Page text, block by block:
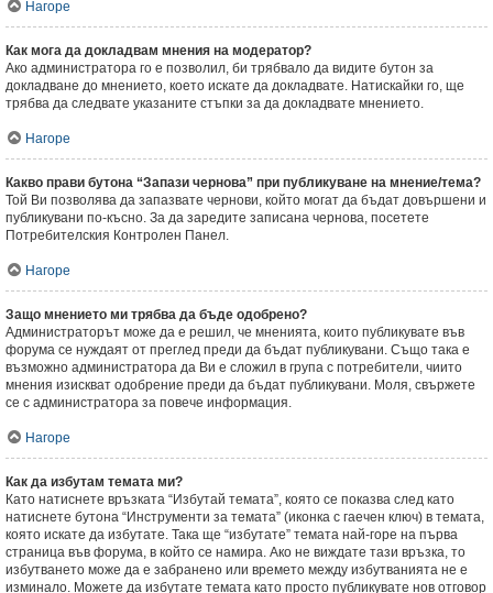
Нагоре
Как мога да докладвам мнения на модератор?
Ако администратора го е позволил, би трябвало да видите бутон за
докладване до мнението, което искате да докладвате. Натискайки го, ще
трябва да следвате указаните стъпки за да докладвате мнението.
Нагоре
Какво прави бутона “Запази чернова” при публикуване на мнение/тема?
Той Ви позволява да запазвате чернови, който могат да бъдат довършени и
публикувани по-късно. За да заредите записана чернова, посетете
Потребителския Контролен Панел.
Нагоре
Защо мнението ми трябва да бъде одобрено?
Администраторът може да е решил, че мненията, които публикувате във
форума се нуждаят от преглед преди да бъдат публикувани. Също така е
възможно администратора да Ви е сложил в група с потребители, чиито
мнения изискват одобрение преди да бъдат публикувани. Моля, свържете
се с администратора за повече информация.
Нагоре
Как да избутам темата ми?
Като натиснете връзката “Избутай темата”, която се показва след като
натиснете бутона “Инструменти за темата” (иконка с гаечен ключ) в темата,
която искате да избутате. Така ще “избутате” темата най-горе на първа
страница във форума, в който се намира. Ако не виждате тази връзка, то
избутването може да е забранено или времето между избутванията не е
изминало. Можете да избутате темата като просто публикувате нов отговор